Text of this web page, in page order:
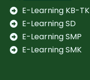
E-Learning KB-TK
E-Learning SD
E-Learning SMP
E-Learning SMK